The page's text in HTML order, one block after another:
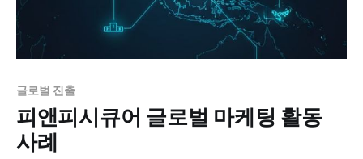
글로벌 진출
피앤피시큐어 글로벌 마케팅 활동
사례